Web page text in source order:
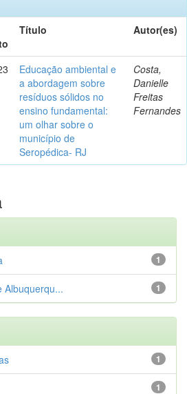
Título Autor(es)
Educação ambiental e
a abordagem sobre
resíduos sólidos no
ensino fundamental:
um olhar sobre o
município de
Seropédica- RJ
Costa,
Danielle
Freitas
Fernandes
1
1
Albuquerqu...
1
1